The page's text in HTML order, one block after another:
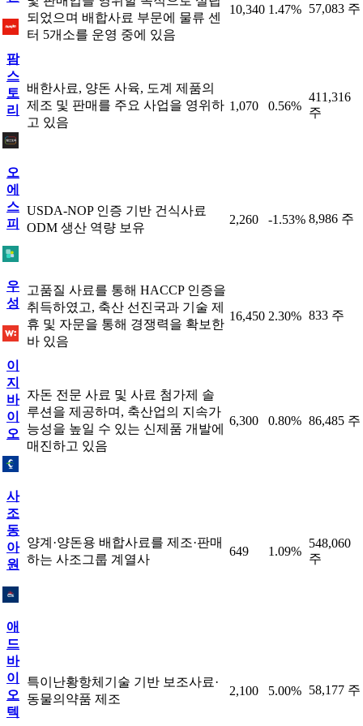
되었으며 배합사료 부문에 물류 센
터 5개소를 운영 중에 있음
10,340 1.47% 57,083 주
팜
스
토
리
배한사료, 양돈 사육, 도계 제품의
제조 및 판매를 주요 사업을 영위하
고 있음
1,070 0.56%
411,316
주
오
에
스
피
USDA-NOP 인증 기반 건식사료
ODM 생산 역량 보유
2,260 -1.53% 8,986 주
우
성
고품질 사료를 통해 HACCP 인증을
취득하였고, 축산 선진국과 기술 제
휴 및 자문을 통해 경쟁력을 확보한
바 있음
16,450 2.30% 833 주
이
지
바
이
오
자돈 전문 사료 및 사료 첨가제 솔
루션을 제공하며, 축산업의 지속가
능성을 높일 수 있는 신제품 개발에
매진하고 있음
6,300 0.80% 86,485 주
사
조
동
아
원
양계·양돈용 배합사료를 제조·판매
하는 사조그룹 계열사
649 1.09%
548,060
주
애
드
바
이
오
텍
특이난황항체기술 기반 보조사료·
동물의약품 제조
2,100 5.00% 58,177 주